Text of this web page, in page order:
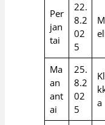
Per
jan
tai
22.
8.2
02
5
Ma
an
ant
ai
25.
8.2
02
5
a